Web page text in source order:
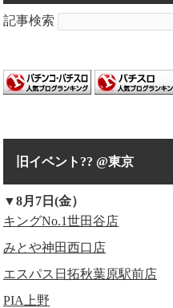
記事検索
旧イベント?? @東京
▼8月7日(金）
キングNo.1世田谷店
みとや神田西口店
エスパス日拓秋葉原駅前店
PIA上野